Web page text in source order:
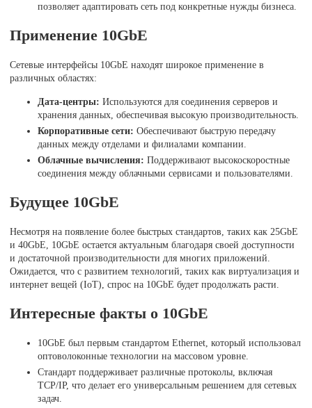
позволяет адаптировать сеть под конкретные нужды бизнеса.
Применение 10GbE
Сетевые интерфейсы 10GbE находят широкое применение в
различных областях:
Дата-центры: Используются для соединения серверов и
хранения данных, обеспечивая высокую производительность.
Корпоративные сети: Обеспечивают быструю передачу
данных между отделами и филиалами компании.
Облачные вычисления: Поддерживают высокоскоростные
соединения между облачными сервисами и пользователями.
Будущее 10GbE
Несмотря на появление более быстрых стандартов, таких как 25GbE
и 40GbE, 10GbE остается актуальным благодаря своей доступности
и достаточной производительности для многих приложений.
Ожидается, что с развитием технологий, таких как виртуализация и
интернет вещей (IoT), спрос на 10GbE будет продолжать расти.
Интересные факты о 10GbE
10GbE был первым стандартом Ethernet, который использовал
оптоволоконные технологии на массовом уровне.
Стандарт поддерживает различные протоколы, включая
TCP/IP, что делает его универсальным решением для сетевых
задач.